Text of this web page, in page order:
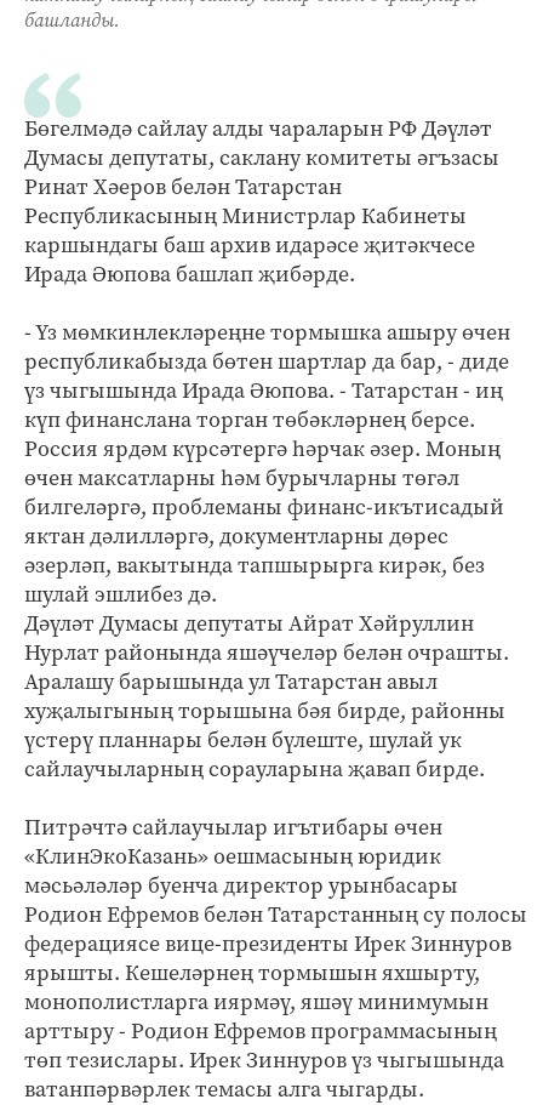
башланды.
Бөгелмәдә сайлау алды чараларын РФ Дәүләт
Думасы депутаты, саклану комитеты әгъзасы
Ринат Хәеров белән Татарстан
Республикасының Министрлар Кабинеты
каршындагы баш архив идарәсе җитәкчесе
Ирада Әюпова башлап җибәрде.
- Үз мөмкинлекләреңне тормышка ашыру өчен
республикабызда бөтен шартлар да бар, - диде
үз чыгышында Ирада Әюпова. - Татарстан - иң
күп финанслана торган төбәкләрнең берсе.
Россия ярдәм күрсәтергә һәрчак әзер. Моның
өчен максатларны һәм бурычларны төгәл
билгеләргә, проблеманы финанс-икътисадый
яктан дәлилләргә, документларны дөрес
әзерләп, вакытында тапшырырга кирәк, без
шулай эшлибез дә.
Дәүләт Думасы депутаты Айрат Хәйруллин
Нурлат районында яшәүчеләр белән очрашты.
Аралашу барышында ул Татарстан авыл
хуҗалыгының торышына бәя бирде, районны
үстерү планнары белән бүлеште, шулай ук
сайлаучыларның сорауларына җавап бирде.
Питрәчтә сайлаучылар игътибары өчен
«КлинЭкоКазань» оешмасының юридик
мәсьәләләр буенча директор урынбасары
Родион Ефремов белән Татарстанның су полосы
федерациясе вице-президенты Ирек Зиннуров
ярышты. Кешеләрнең тормышын яхшырту,
монополистларга иярмәү, яшәү минимумын
арттыру - Родион Ефремов программасының
төп тезислары. Ирек Зиннуров үз чыгышында
ватанпәрвәрлек темасы алга чыгарды.